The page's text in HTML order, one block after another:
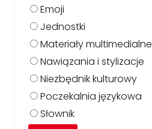
Emoji
Jednostki
Materiały multimedialne
Nawiązania i stylizacje
Niezbędnik kulturowy
Poczekalnia językowa
Słownik